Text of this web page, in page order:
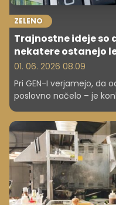
ZELENO
Trajnostne ideje so
nekatere ostanejo
01. 06. 2026 08.09
Pri GEN-I verjamejo, da
poslovno načelo – je
vlogo igrajo pri prehodu